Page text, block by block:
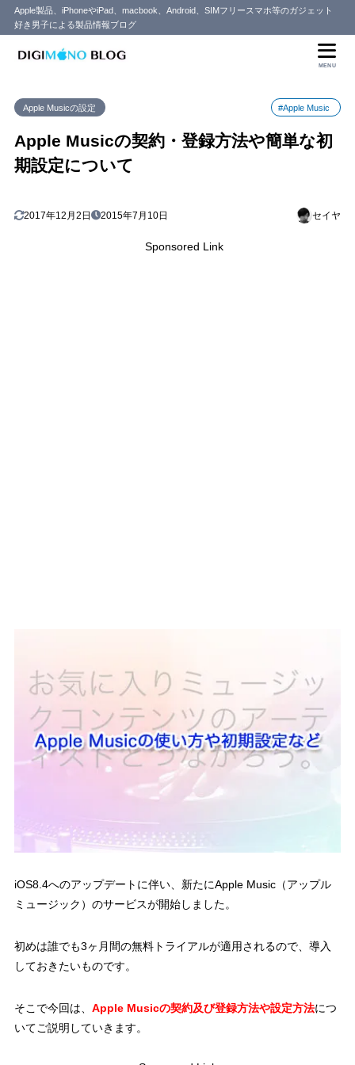
Apple製品、iPhoneやiPad、macbook、Android、SIMフリースマホ等のガジェット
好き男子による製品情報ブログ
MENU
Apple Musicの設定 #Apple Music
Apple Musicの契約・登録方法や簡単な初
期設定について
2017年12月2日 2015年7月10日 セイヤ
Sponsored Link
iOS8.4へのアップデートに伴い、新たにApple Music（アップル
ミュージック）のサービスが開始しました。
初めは誰でも3ヶ月間の無料トライアルが適用されるので、導入
しておきたいものです。
そこで今回は、 Apple Musicの契約及び登録方法や設定方法につ
いてご説明していきます。
目次
2 Apple Musicの利用（契約）方法
3 Apple Musicの初期設定
3.1 Connectにてアーティストと交流ができる
4 まとめ